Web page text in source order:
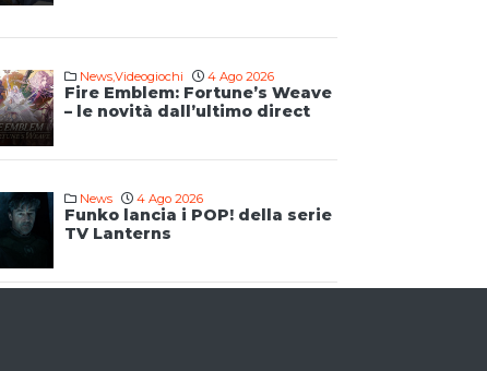
News,Videogiochi 4 Ago 2026
Fire Emblem: Fortune’s Weave
– le novità dall’ultimo direct
News 4 Ago 2026
Funko lancia i POP! della serie
TV Lanterns